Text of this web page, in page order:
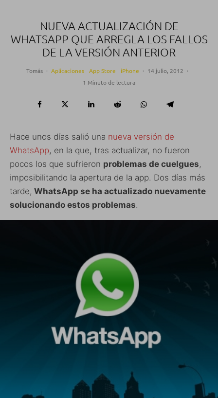
NUEVA ACTUALIZACIÓN DE
WHATSAPP QUE ARREGLA LOS FALLOS
DE LA VERSIÓN ANTERIOR
Tomás · Aplicaciones App Store iPhone · 14 julio, 2012 ·
1 Minuto de lectura
Hace unos días salió una nueva versión de
WhatsApp, en la que, tras actualizar, no fueron
pocos los que sufrieron problemas de cuelgues,
imposibilitando la apertura de la app. Dos días más
tarde, WhatsApp se ha actualizado nuevamente
solucionando estos problemas.